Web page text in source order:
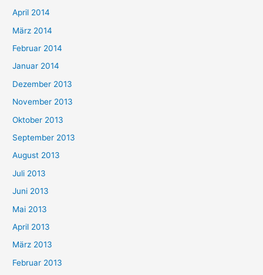
April 2014
März 2014
Februar 2014
Januar 2014
Dezember 2013
November 2013
Oktober 2013
September 2013
August 2013
Juli 2013
Juni 2013
Mai 2013
April 2013
März 2013
Februar 2013